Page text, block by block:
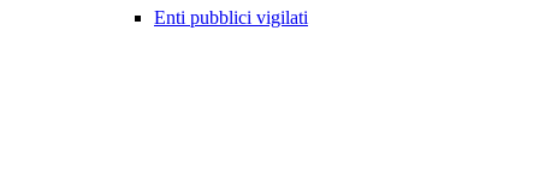
Enti pubblici vigilati